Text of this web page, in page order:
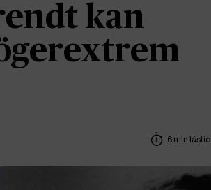
kan
6 min lästid